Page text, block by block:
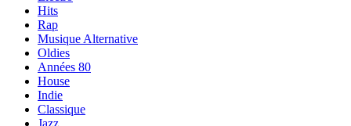
Hits
Rap
Musique Alternative
Oldies
Années 80
House
Indie
Classique